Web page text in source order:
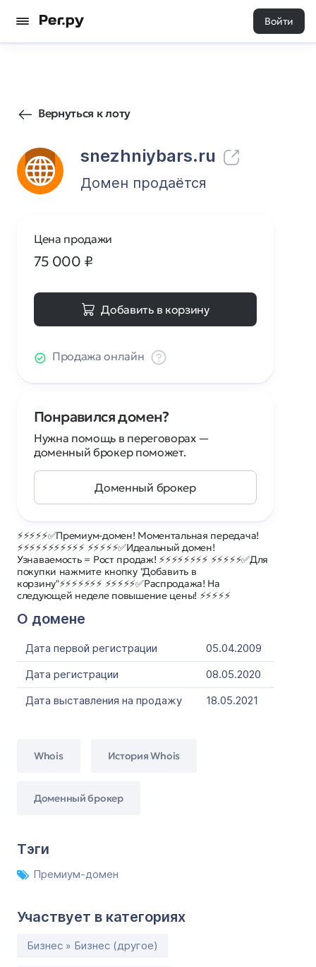
Войти
Вернуться к лоту
snezhniybars.ru
174 0
Домен продаётся
⚡⚡⚡⚡⚡✅Премиум-домен! Моментальная передача!
⚡⚡⚡⚡⚡⚡⚡⚡⚡⚡⚡ ⚡⚡⚡⚡⚡✅Идеальный домен!
Узнаваемость = Рост продаж! ⚡⚡⚡⚡⚡⚡⚡⚡ ⚡⚡⚡⚡⚡✅Для
покупки нажмите кнопку "Добавить в
корзину"⚡⚡⚡⚡⚡⚡⚡ ⚡⚡⚡⚡⚡✅Распродажа! На
следующей неделе повышение цены! ⚡⚡⚡⚡⚡
О домене
Дата первой регистрации
05.04.2009
Дата регистрации
08.05.2020
Дата выставления на продажу
18.05.2021
Whois История Whois
Доменный брокер
Тэги
Премиум-домен
Участвует в категориях
Бизнес » Бизнес (другое)
Цена продажи
75 000 ₽
Добавить в корзину
Продажа онлайн
Понравился домен?
Нужна помощь в переговорах —
доменный брокер поможет.
Доменный брокер